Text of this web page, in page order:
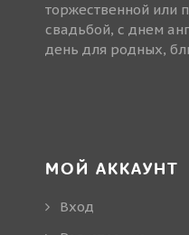
торжественной или
свадьбой, с днем
день для родных,
МОЙ АККАУНТ
Вход